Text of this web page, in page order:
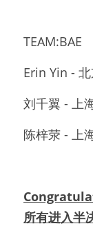
TEAM:BAE
Erin Yin -
刘千翼 - 上
陈梓荥 - 上
所有进入半